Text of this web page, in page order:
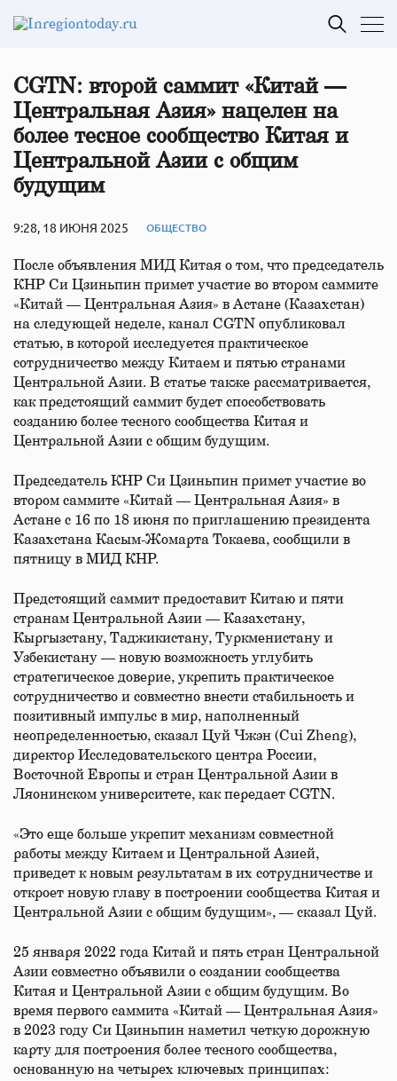
CGTN: второй саммит «Китай —
Центральная Азия» нацелен на
более тесное сообщество Китая и
Центральной Азии с общим
будущим
9:28, 18 ИЮНЯ 2025 ОБЩЕСТВО
После объявления МИД Китая о том, что председатель
КНР Си Цзиньпин примет участие во втором саммите
«Китай — Центральная Азия» в Астане (Казахстан)
на следующей неделе, канал CGTN опубликовал
статью, в которой исследуется практическое
сотрудничество между Китаем и пятью странами
Центральной Азии. В статье также рассматривается,
как предстоящий саммит будет способствовать
созданию более тесного сообщества Китая и
Центральной Азии с общим будущим.
Председатель КНР Си Цзиньпин примет участие во
втором саммите «Китай — Центральная Азия» в
Астане с 16 по 18 июня по приглашению президента
Казахстана Касым-Жомарта Токаева, сообщили в
пятницу в МИД КНР.
Предстоящий саммит предоставит Китаю и пяти
странам Центральной Азии — Казахстану,
Кыргызстану, Таджикистану, Туркменистану и
Узбекистану — новую возможность углубить
стратегическое доверие, укрепить практическое
сотрудничество и совместно внести стабильность и
позитивный импульс в мир, наполненный
неопределенностью, сказал Цуй Чжэн (Cui Zheng),
директор Исследовательского центра России,
Восточной Европы и стран Центральной Азии в
Ляонинском университете, как передает CGTN.
«Это еще больше укрепит механизм совместной
работы между Китаем и Центральной Азией,
приведет к новым результатам в их сотрудничестве и
откроет новую главу в построении сообщества Китая и
Центральной Азии с общим будущим», — сказал Цуй.
25 января 2022 года Китай и пять стран Центральной
Азии совместно объявили о создании сообщества
Китая и Центральной Азии с общим будущим. Во
время первого саммита «Китай — Центральная Азия»
в 2023 году Си Цзиньпин наметил четкую дорожную
карту для построения более тесного сообщества,
основанную на четырех ключевых принципах: